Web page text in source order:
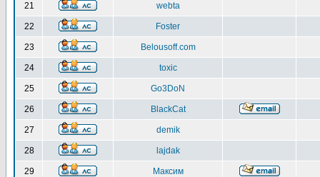
21 webta
22 Foster
23 Belousoff.com
24 toxic
25 Go3DoN
26 BlackCat
27 demik
28 lajdak
29 Максим